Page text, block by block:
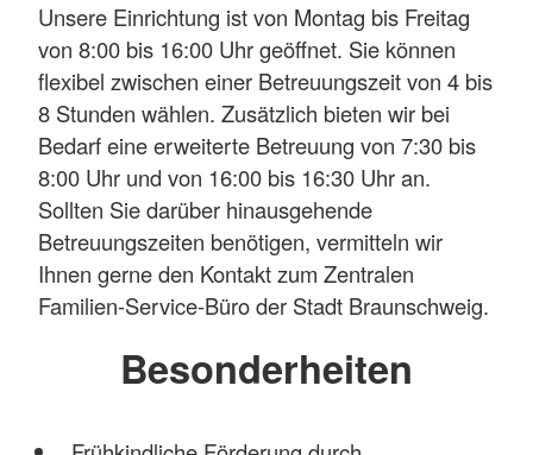
Unsere Einrichtung ist von Montag bis Freitag
von 8:00 bis 16:00 Uhr geöffnet. Sie können
flexibel zwischen einer Betreuungszeit von 4 bis
8 Stunden wählen. Zusätzlich bieten wir bei
Bedarf eine erweiterte Betreuung von 7:30 bis
8:00 Uhr und von 16:00 bis 16:30 Uhr an.
Sollten Sie darüber hinausgehende
Betreuungszeiten benötigen, vermitteln wir
Ihnen gerne den Kontakt zum Zentralen
Familien-Service-Büro der Stadt Braunschweig.
Besonderheiten